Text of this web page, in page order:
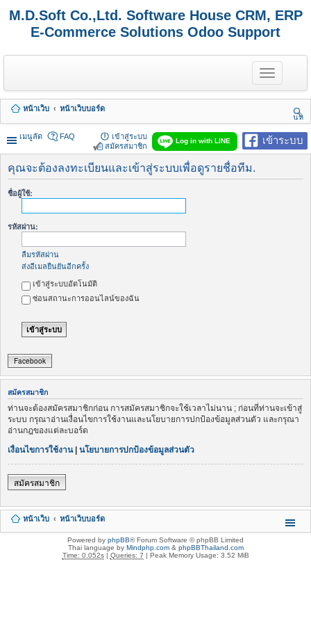
M.D.Soft Co.,Ltd. Software House CRM, ERP
E-Commerce Solutions Odoo Support
T
o
g
e
n
a
v
g
หน้าเว็บ
หน้าเว็บบอร์ด
นห
า
เมนูลัด
เข้าระบบ
Log in with LINE
FAQ
เข้าสู่ระบบ
สมัครสมาชิก
คุณจะต้องลงทะเบียนและเข้าสู่ระบบเพื่อดูรายชื่อทีม.
ชื่อผู้ใช้:
รหัสผ่าน:
ลืมรหัสผ่าน
ส่งอีเมลยืนยันอีกครั้ง
เข้าสู่ระบบอัตโนมัติ
ซ่อนสถานะการออนไลน์ของฉัน
Facebook
สมัครสมาชิก
ท่านจะต้องสมัครสมาชิกก่อน การสมัครสมาชิกจะใช้เวลาไม่นาน ; ก่อนที่ท่านจะเข้าสู่
ระบบ กรุณาอ่านเงื่อนไขการใช้งานและนโยบายการปกป้องข้อมูลส่วนตัว และกรุณา
อ่านกฎของแต่ละบอร์ด
เงื่อนไขการใช้งาน| นโยบายการปกป้องข้อมูลส่วนตัว
สมัครสมาชิก
หน้าเว็บ หน้าเว็บบอร์ด
Powered by phpBB® Forum Software © phpBB Limited
Thai language by Mindphp.com& phpBBThailand.com
Time: 0.052s| Queries: 7 | Peak Memory Usage: 3.52 MiB